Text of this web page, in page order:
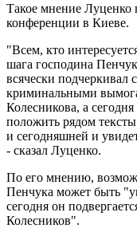
Такое мнение Луценко
конференции в Киеве.
"Всем, кто
шага господина
всячески подчеркивал
криминальными
Колесникова, а
положить рядом
и сегодняшней и
- сказал Луценко.
По его мнению,
Пенчука может быть
сегодня он
Колесников".